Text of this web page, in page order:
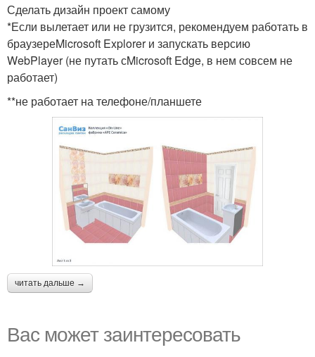
Сделать дизайн проект самому
*Если вылетает или не грузится, рекомендуем работать в
браузереMicrosoft Explorer и запускать версию
WebPlayer (не путать сMicrosoft Edge, в нем совсем не
работает)
**не работает на телефоне/планшете
читать дальше →
Вас может заинтересовать